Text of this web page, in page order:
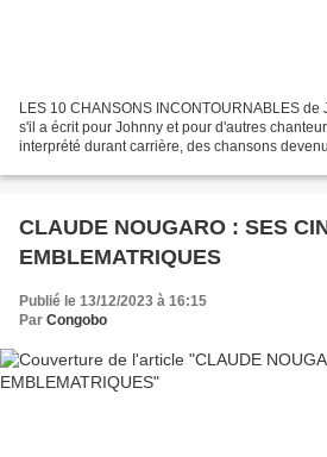
LES 10 CHANSONS INCONTOURNABLES de
s'il a écrit pour Johnny et pour d'autres
interprété durant carrière, des chansons
CLAUDE NOUGARO : SES
EMBLEMATRIQUES
Publié le 13/12/2023 à 16:15
Par Congobo